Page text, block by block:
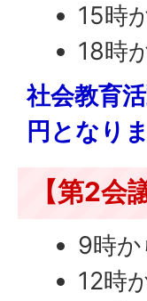
15時
18時
社会教育
円となりま
【第2会
9時
12時